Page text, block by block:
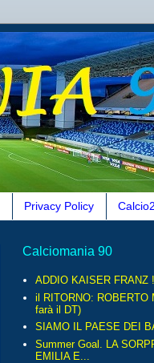
Privacy Policy
Calciomania 90
ADDIO KAISER FRANZ
il RITORNO: ROBERTO
farà il DT)
SIAMO IL PAESE DEI
Summer Goal. LA
EMILIA E...